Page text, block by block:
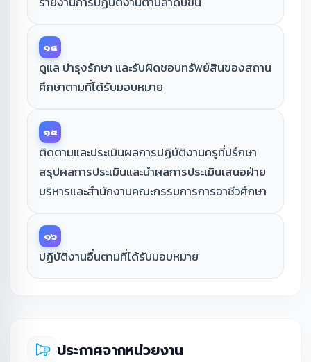
๑๔
ดูแล บำรุงรักษา และรับผิดชอบทรัพย์สินของสถาน
ศึกษาตามที่ได้รับมอบหมาย
๑๕
ติดตามและประเมินผลการปฏิบัติงานครูที่ปรึกษา
สรุปผลการประเมินและนําผลการประเมินเสนอฝ่าย
บริหารและสำนักงานคณะกรรมการการอาชีวศึกษา
๑๖
ปฏิบัติงานอื่นตามที่ได้รับมอบหมาย
ประกาศจากหน่วยงาน